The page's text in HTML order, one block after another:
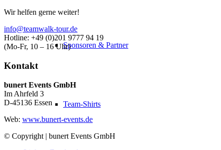
Sponsoren & Partner
Team-Shirts
Wir helfen gerne weiter!
info@teamwalk-tour.de
Hotline: +49 (0)201 9777 94 19
(Mo-Fr, 10 – 16 Uhr)
Kontakt
bunert Events GmbH
Im Ahrfeld 3
D-45136 Essen
Web: www.bunert-events.de
© Copyright | bunert Events GmbH